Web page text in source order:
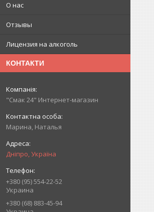
О нас
Отзывы
Лицензия на алкоголь
КОНТАКТИ
"Смак 24" Интернет-магазин
Марина, Наталья
Дніпро, Україна
+380 (95) 554-22-52
Украина
+380 (68) 883-45-94